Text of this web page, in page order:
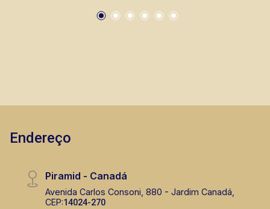
Endereço
Piramid - Canadá
Avenida Carlos Consoni, 880 - Jardim Canadá,
CEP:14024-270